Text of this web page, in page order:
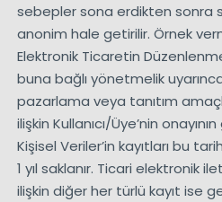
sebepler sona erdikten sonra
anonim hale getirilir. Örnek
Elektronik Ticaretin
buna bağlı yönetmelik
pazarlama veya tanıtım
ilişkin Kullanıcı/Üye’nin
Kişisel Veriler’in kayıtları bu
1 yıl saklanır. Ticari elektronik
ilişkin diğer her türlü kayıt ise